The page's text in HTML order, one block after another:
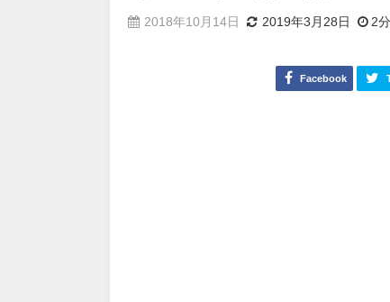
2018年10月14日 2019年3月28日 2
Facebook